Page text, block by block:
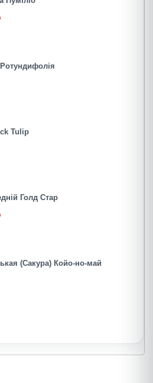
Tulip
Голд Стар
(Сакура) Койо-но-май